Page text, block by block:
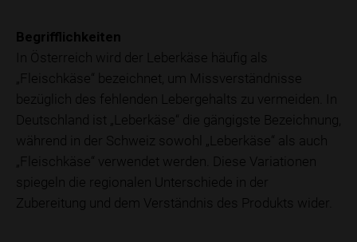
Begrifflichkeiten
In Österreich wird der Leberkäse häufig als
„Fleischkäse“ bezeichnet, um Missverständnisse
bezüglich des fehlenden Lebergehalts zu vermeiden. In
Deutschland ist „Leberkäse“ die gängigste Bezeichnung,
während in der Schweiz sowohl „Leberkäse“ als auch
„Fleischkäse“ verwendet werden. Diese Variationen
spiegeln die regionalen Unterschiede in der
Zubereitung und dem Verständnis des Produkts wider.